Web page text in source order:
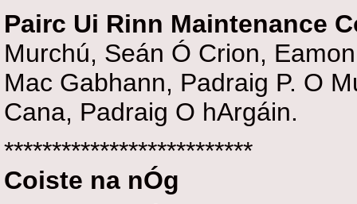
Pairc Ui Rinn Maintenance
Murchú, Seán Ó Crion,
Mac Gabhann, Padraig P. O
Cana, Padraig O hArgáin.
**************************
Coiste na nÓg